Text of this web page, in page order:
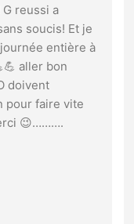
reussi a
soucis! Et je
entière à
aller bon
doivent
pour faire vite
😉……….